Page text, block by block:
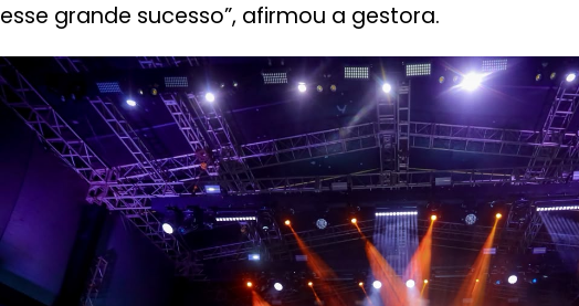
esse grande sucesso”, afirmou a gestora.